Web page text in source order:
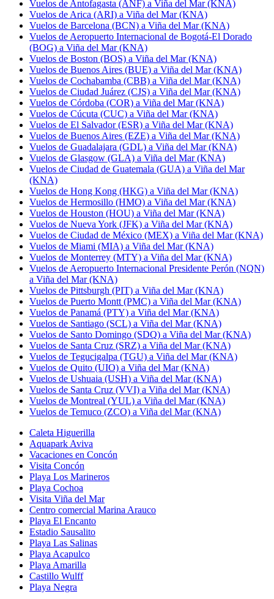
Vuelos de Antofagasta (ANF) a Viña del Mar (KNA)
Vuelos de Arica (ARI) a Viña del Mar (KNA)
Vuelos de Barcelona (BCN) a Viña del Mar (KNA)
Vuelos de Aeropuerto Internacional de Bogotá-El Dorado
(BOG) a Viña del Mar (KNA)
Vuelos de Boston (BOS) a Viña del Mar (KNA)
Vuelos de Buenos Aires (BUE) a Viña del Mar (KNA)
Vuelos de Cochabamba (CBB) a Viña del Mar (KNA)
Vuelos de Ciudad Juárez (CJS) a Viña del Mar (KNA)
Vuelos de Córdoba (COR) a Viña del Mar (KNA)
Vuelos de Cúcuta (CUC) a Viña del Mar (KNA)
Vuelos de El Salvador (ESR) a Viña del Mar (KNA)
Vuelos de Buenos Aires (EZE) a Viña del Mar (KNA)
Vuelos de Guadalajara (GDL) a Viña del Mar (KNA)
Vuelos de Glasgow (GLA) a Viña del Mar (KNA)
Vuelos de Ciudad de Guatemala (GUA) a Viña del Mar
(KNA)
Vuelos de Hong Kong (HKG) a Viña del Mar (KNA)
Vuelos de Hermosillo (HMO) a Viña del Mar (KNA)
Vuelos de Houston (HOU) a Viña del Mar (KNA)
Vuelos de Nueva York (JFK) a Viña del Mar (KNA)
Vuelos de Ciudad de México (MEX) a Viña del Mar (KNA)
Vuelos de Miami (MIA) a Viña del Mar (KNA)
Vuelos de Monterrey (MTY) a Viña del Mar (KNA)
Vuelos de Aeropuerto Internacional Presidente Perón (NQN)
a Viña del Mar (KNA)
Vuelos de Pittsburgh (PIT) a Viña del Mar (KNA)
Vuelos de Puerto Montt (PMC) a Viña del Mar (KNA)
Vuelos de Panamá (PTY) a Viña del Mar (KNA)
Vuelos de Santiago (SCL) a Viña del Mar (KNA)
Vuelos de Santo Domingo (SDQ) a Viña del Mar (KNA)
Vuelos de Santa Cruz (SRZ) a Viña del Mar (KNA)
Vuelos de Tegucigalpa (TGU) a Viña del Mar (KNA)
Vuelos de Quito (UIO) a Viña del Mar (KNA)
Vuelos de Ushuaia (USH) a Viña del Mar (KNA)
Vuelos de Santa Cruz (VVI) a Viña del Mar (KNA)
Vuelos de Montreal (YUL) a Viña del Mar (KNA)
Vuelos de Temuco (ZCO) a Viña del Mar (KNA)
Caleta Higuerilla
Aquapark Aviva
Vacaciones en Concón
Visita Concón
Playa Los Marineros
Playa Cochoa
Visita Viña del Mar
Centro comercial Marina Arauco
Playa El Encanto
Estadio Sausalito
Playa Las Salinas
Playa Acapulco
Playa Amarilla
Castillo Wulff
Playa Negra